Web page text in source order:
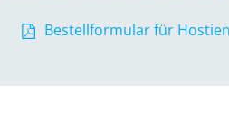
Bestellformular für Hostien